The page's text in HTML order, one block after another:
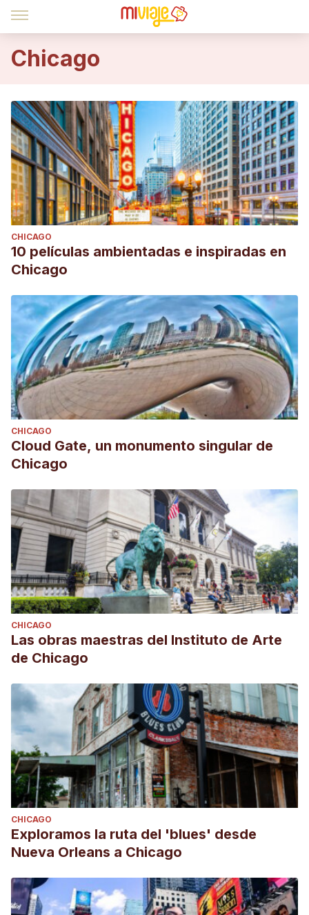
Chicago
CHICAGO
10 películas ambientadas e inspiradas en
Chicago
CHICAGO
Cloud Gate, un monumento singular de
Chicago
CHICAGO
Las obras maestras del Instituto de Arte
de Chicago
CHICAGO
Exploramos la ruta del 'blues' desde
Nueva Orleans a Chicago